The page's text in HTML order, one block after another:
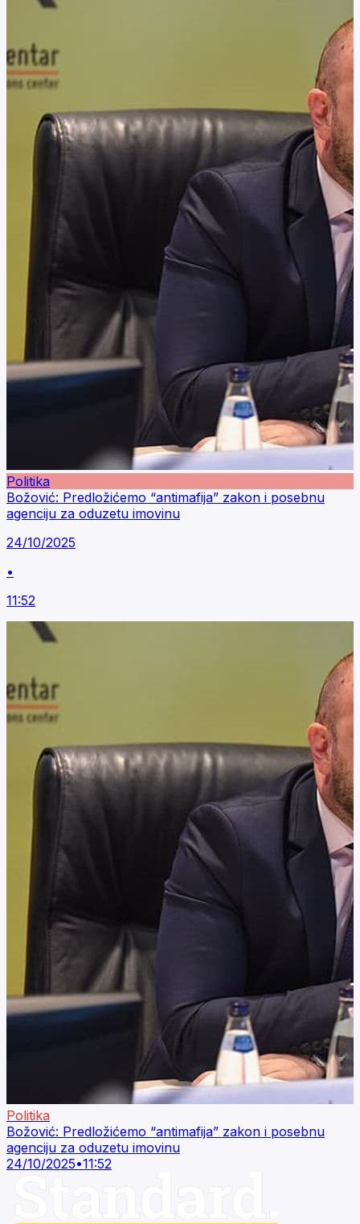
Politika
Božović: Predložićemo “antimafija” zakon i posebnu
agenciju za oduzetu imovinu
24/10/2025
•
11:52
Politika
Božović: Predložićemo “antimafija” zakon i posebnu
agenciju za oduzetu imovinu
24/10/2025•11:52